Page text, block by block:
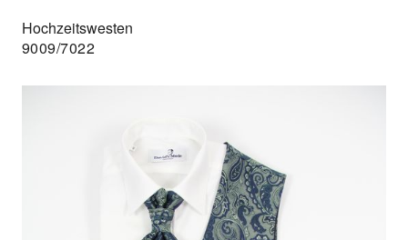
Hochzeitswesten
9009/7022